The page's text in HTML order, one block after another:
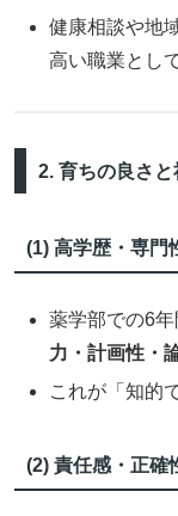
健康相談や地
高い職業とし
2. 育ちの良さ
(1) 高学歴・専門
薬学部での6
力・計画性・
これが「知的
(2) 責任感・正確